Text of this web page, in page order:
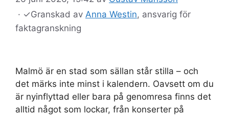
· ✓Granskad av Anna Westin, ansvarig för
faktagranskning
Malmö är en stad som sällan står stilla – och
det märks inte minst i kalendern. Oavsett om du
är nyinflyttad eller bara på genomresa finns det
alltid något som lockar, från konserter på